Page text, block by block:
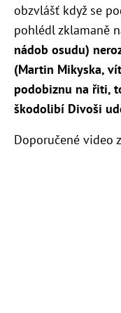
obzvlášť když se
pohlédl zklamaně
nádob osudu)
(Martin Mikyska,
podobiznu na řiti,
škodolibí Divoši
Doporučené video